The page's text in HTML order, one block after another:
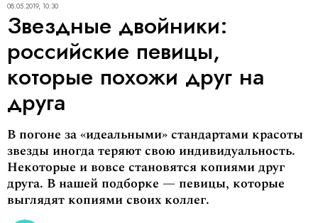
08.05.2019, 10:30
Звездные двойники:
российские певицы,
которые похожи друг на
друга
В погоне за «идеальными» стандартами красоты
звезды иногда теряют свою индивидуальность.
Некоторые и вовсе становятся копиями друг
друга. В нашей подборке — певицы, которые
выглядят копиями своих коллег.